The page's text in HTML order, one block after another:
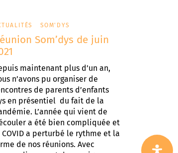
SOM'DYS
Som’dys de juin
maintenant plus d’un an,
n’avons pu organiser de
de parents d’enfants
en présentiel du fait de la
L’année qui vient de
a été bien compliquée et
COVID a perturbé le rythme et la
de nos réunions. Avec